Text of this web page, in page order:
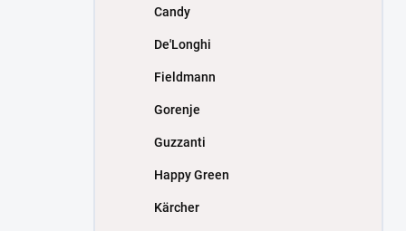
Candy
De'Longhi
Fieldmann
Gorenje
Guzzanti
Happy Green
Kärcher